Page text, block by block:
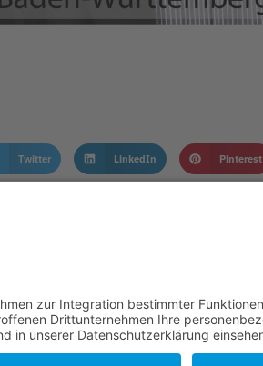
Twitter LinkedIn Pinterest